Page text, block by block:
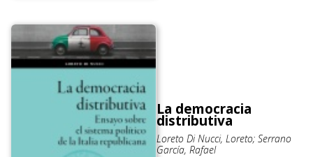
La democracia
distributiva
Loreto Di Nucci, Loreto; Serrano
García, Rafael